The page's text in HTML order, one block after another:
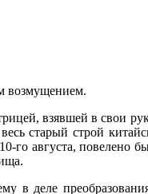
возмущением.
взявшей в свои
старый строй
го августа, повелено
в деле